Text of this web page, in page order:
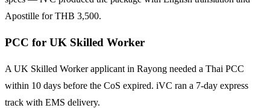
Apostille for THB 3,500.
PCC for UK Skilled Worker
A UK Skilled Worker applicant in Rayong needed a Thai PCC
within 10 days before the CoS expired. iVC ran a 7-day express
track with EMS delivery.